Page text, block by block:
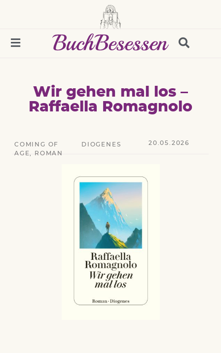
Wir gehen mal los –
Raffaella Romagnolo
COMING OF
AGE
ROMAN
DIOGENES 20.05.2026